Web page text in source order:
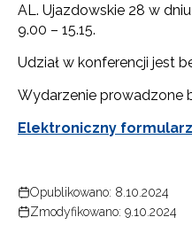
AL. Ujazdowskie 28 w
9.00 – 15.15.
Udział w konferencji jest
Wydarzenie prowadzone
Elektroniczny
Opublikowano: 8.10.2024
Zmodyfikowano: 9.10.2024